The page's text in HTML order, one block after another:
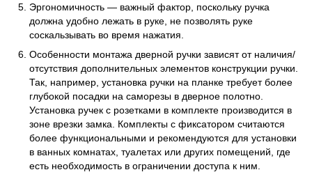
Эргономичность — важный фактор, поскольку ручка
должна удобно лежать в руке, не позволять руке
соскальзывать во время нажатия.
Особенности монтажа дверной ручки зависят от наличия/
отсутствия дополнительных элементов конструкции ручки.
Так, например, установка ручки на планке требует более
глубокой посадки на саморезы в дверное полотно.
Установка ручек с розетками в комплекте производится в
зоне врезки замка. Комплекты с фиксатором считаются
более функциональными и рекомендуются для установки
в ванных комнатах, туалетах или других помещений, где
есть необходимость в ограничении доступа к ним.